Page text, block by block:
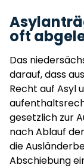
oft
Das
darauf, dass
Recht auf Asyl
gesetzlich zur
nach Ablauf
die
Abschiebung